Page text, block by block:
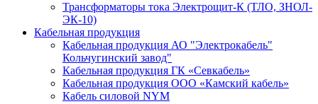
Трансформаторы тока Электрощит-К (ТЛО, ЗНОЛ-
ЭК-10)
Кабельная продукция
Кабельная продукция АО "Электрокабель"
Кольчугинский завод"
Кабельная продукция ГК «Севкабель»
Кабельная продукция ООО «Камский кабель»
Кабель силовой NYM